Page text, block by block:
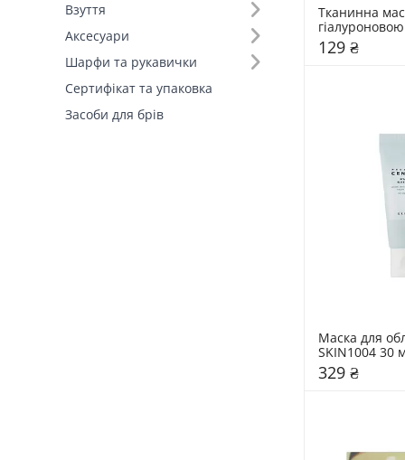
Взуття
Аксесуари
Шарфи та рукавички
Сертифікат та упаковка
Засоби для брів
Тканинна
SKIN1004 23 мл
129 ₴
Маска для
SKIN1004 30
329 ₴